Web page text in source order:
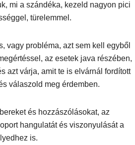
mi a szándéka, kezeld nagyon pici
türelemmel.
vagy probléma, azt sem kell egyből
az esetek java részében,
azt várja, amit te is elvárnál fordított
válaszold meg érdemben.
és hozzászólásokat, az
hangulatát és viszonyulását a
is.